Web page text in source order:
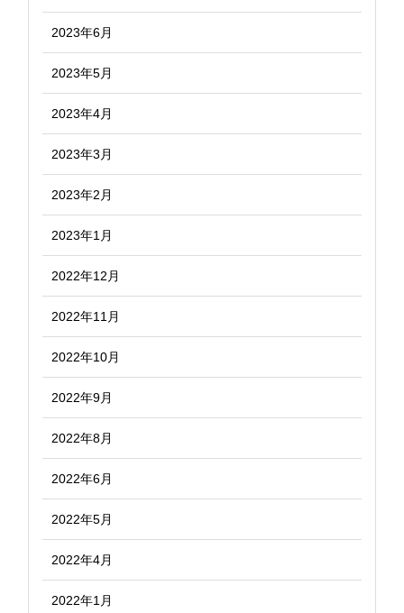
2023年6月
2023年5月
2023年4月
2023年3月
2023年2月
2023年1月
2022年12月
2022年11月
2022年10月
2022年9月
2022年8月
2022年6月
2022年5月
2022年4月
2022年1月